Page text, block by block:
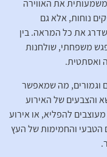
את האווירה
נוחות, אלא גם
את כל המראה. בין
משפחתי, שולחנות
ואסתטית.
וגמורים, מה שמאפשר
והצבעים של האירוע
להפליא, או אירוע
הטבעי והחמימות של העץ